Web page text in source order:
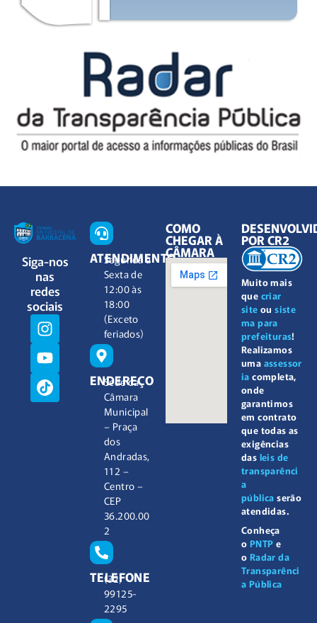
Siga-nos
nas
redes
sociais
ATENDIMENTO
Segunda à
Sexta de
12:00 às
18:00
(Exceto
feriados)
ENDEREÇO
Sede da
Câmara
Municipal
– Praça
dos
Andradas,
112 –
Centro –
CEP
36.200.00
2
TELEFONE
(32)
99125-
2295
COMO
CHEGAR À
CÂMARA
Muito mais
que criar
site ousiste
ma para
prefeituras!
Realizamos
uma assessor
ia completa,
onde
garantimos
em contrato
que todas as
exigências
das leis de
transparênci
a
pública serão
atendidas.
Conheça
o PNTP e
o Radar da
Transparênci
a Pública
POR CR2